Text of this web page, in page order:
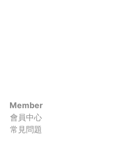
Member
會員中心
常見問題